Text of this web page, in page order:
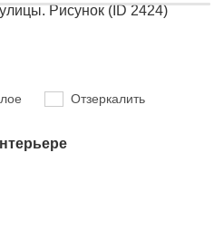
Отзеркалить